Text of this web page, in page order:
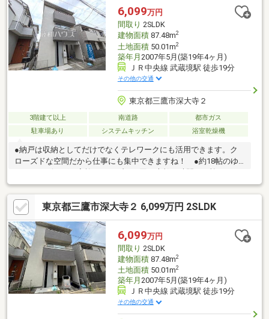
物の建築・増築・改築可能■ ご希望の住まい探しをお手伝いしま
す ━━━━━・・・物件の詳細・ご相談はお気軽にお問い合わせ
ください。
6,099万円
間取り 2SLDK
建物面積87.48m2
土地面積50.01m2
築年月 2007年5月(築19年4ヶ月)
ＪＲ中央線 武蔵境駅 徒歩19分
その他の交通
東京都三鷹市深大寺２
3階建て以上 南道路
都市ガス
駐車場あり
システムキッチン 浴室乾燥機
●納戸は収納としてだけでなくテレワークにも活用できます。ク
ローズドな空間だから仕事にも集中できますね！ ●約18帖のゆ
さい。 ●キッチンには家事時間を短縮する食洗機付き ●いつで
もおいしいお水が飲める浄水器一体型水栓も完備 ●雨の日の強
い味方！浴室換気乾燥機付きユニットバスで洗濯物が乾かせま
す。 ●周辺環境はもちろん、日当たりや設備仕様など、実際に
行ってみないと分からないことも多くございます。 ●営業担当
がご案内いたしますので、お気軽にお問い合わせください。
東京都三鷹市深大寺２ 6,099万円 2SLDK
6,099万円
間取り 2SLDK
建物面積87.48m2
土地面積50.01m2
築年月 2007年5月(築19年4ヶ月)
ＪＲ中央線 武蔵境駅 徒歩19分
その他の交通